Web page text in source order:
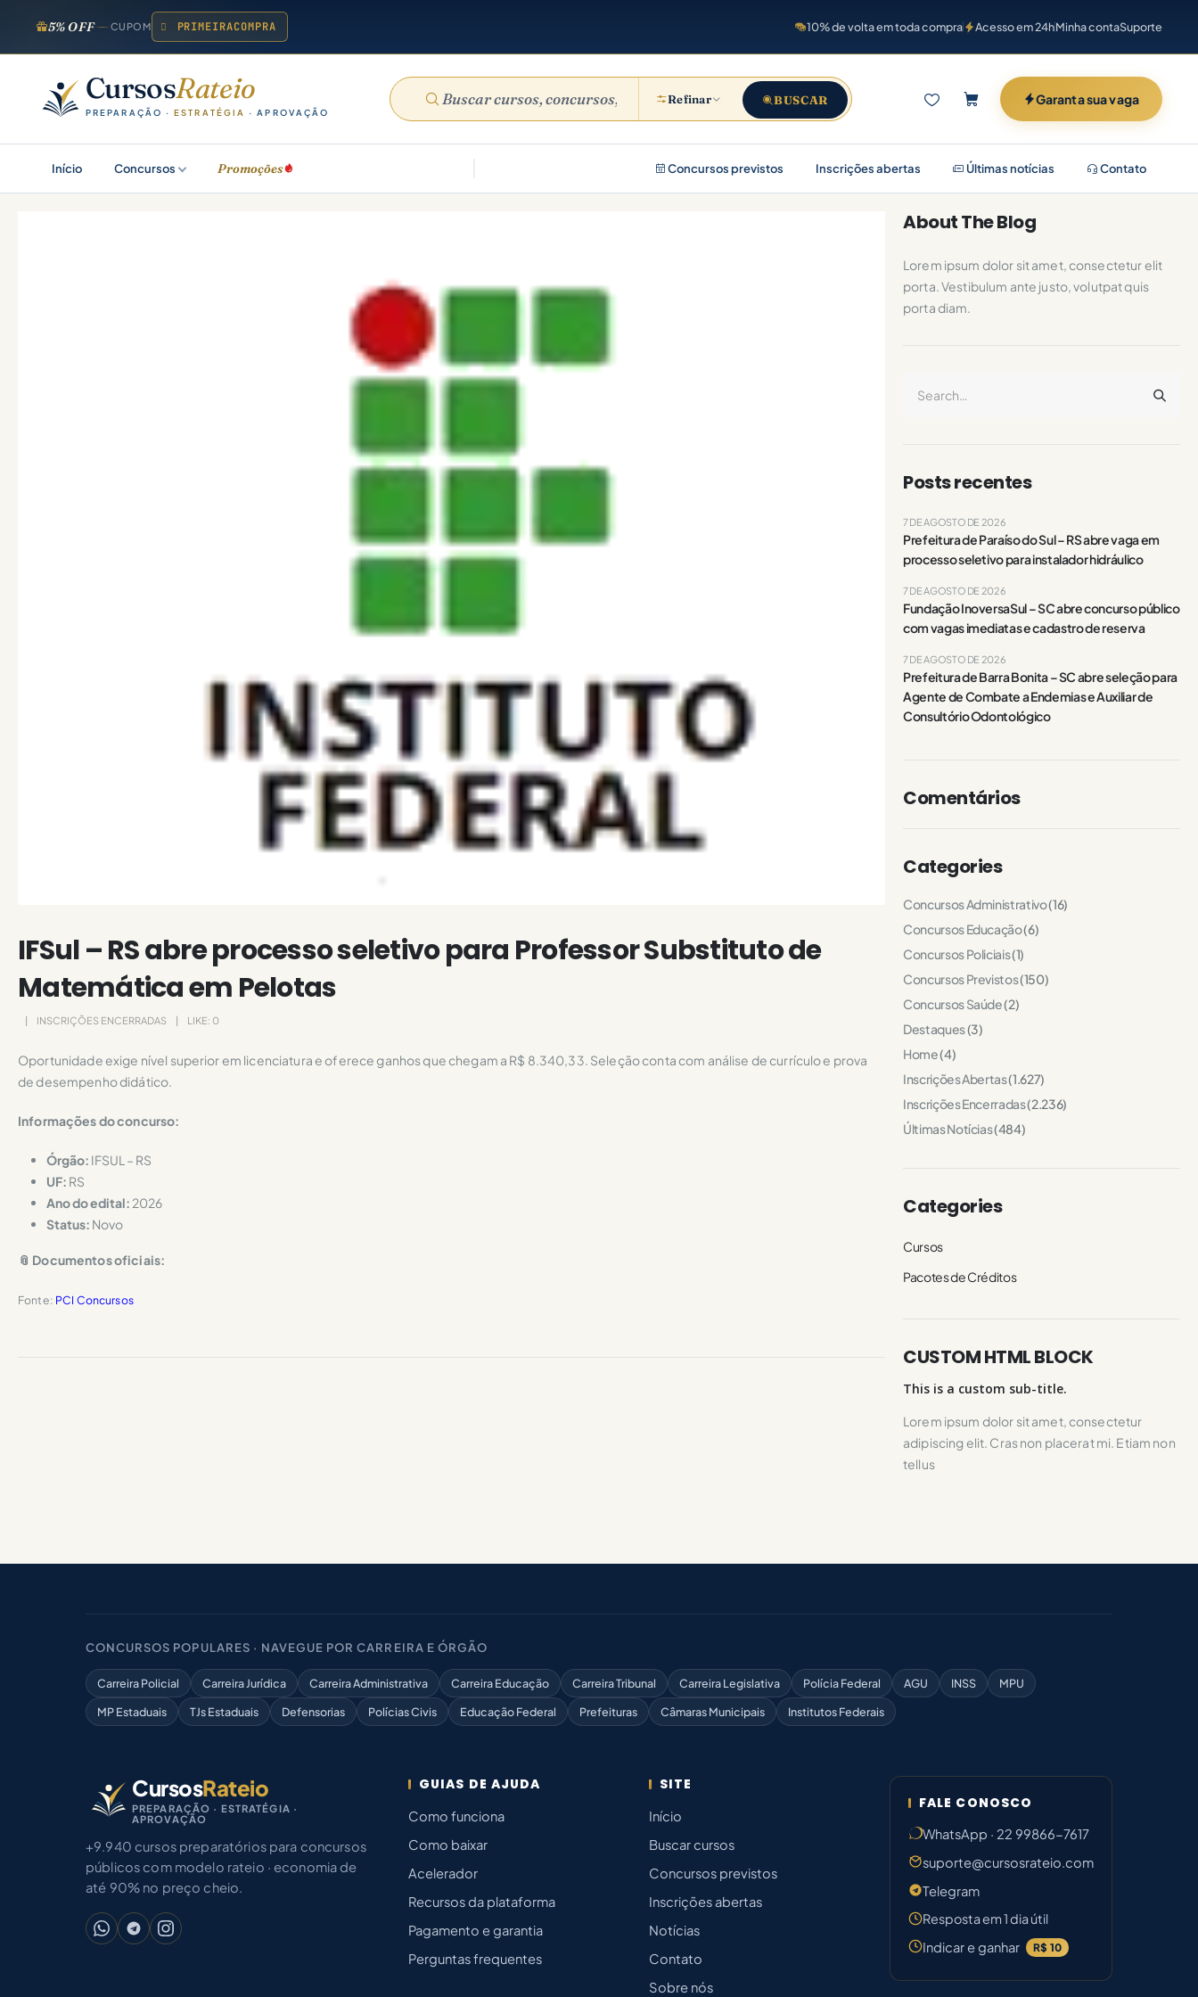
5% OFF CUPOM PRIMEIRACOMPRA 10% de volta em toda compra Acesso em 24hMinha contaSuporte
CursosRateio
PREPARAÇÃO ·ESTRATÉGIA · APROVAÇÃO
Refinar BUSCAR Garanta sua vaga
Início Concursos Promoções Concursos previstos Inscrições abertas Últimas notícias Contato
IFSul – RS abre processo seletivo para Professor Substituto de
Matemática em Pelotas
INSCRIÇÕES ENCERRADAS LIKE: 0
Oportunidade exige nível superior em licenciatura e oferece ganhos que chegam a R$ 8.340,33. Seleção conta com análise de currículo e prova
de desempenho didático.
Informações do concurso:
Órgão: IFSUL – RS
UF: RS
Ano do edital: 2026
Status: Novo
📎 Documentos oficiais:
Fonte: PCI Concursos
About The Blog
Lorem ipsum dolor sit amet, consectetur elit
porta. Vestibulum ante justo, volutpat quis
porta diam.
Posts recentes
Prefeitura de Paraíso do Sul – RS abre vaga em
processo seletivo para instalador hidráulico
7 DE AGOSTO DE 2026
Fundação InoversaSul – SC abre concurso público
com vagas imediatas e cadastro de reserva
7 DE AGOSTO DE 2026
Prefeitura de Barra Bonita – SC abre seleção para
Agente de Combate a Endemias e Auxiliar de
Consultório Odontológico
7 DE AGOSTO DE 2026
Comentários
Categories
Concursos Administrativo(16)
Concursos Educação(6)
Concursos Policiais(1)
Concursos Previstos(150)
Concursos Saúde(2)
Destaques(3)
Home(4)
Inscrições Abertas(1.627)
Inscrições Encerradas(2.236)
Últimas Notícias(484)
Categories
Cursos
Pacotes de Créditos
CUSTOM HTML BLOCK
This is a custom sub-title.
Lorem ipsum dolor sit amet, consectetur
adipiscing elit. Cras non placerat mi. Etiam non
tellus
CONCURSOS POPULARES · NAVEGUE POR CARREIRA E ÓRGÃO
Carreira Policial Carreira Jurídica Carreira Administrativa Carreira Educação Carreira Tribunal Carreira Legislativa Polícia Federal AGU INSS
MPU
MP Estaduais
TJs Estaduais Defensorias Polícias Civis Educação Federal Prefeituras Câmaras Municipais Institutos Federais
CursosRateio
PREPARAÇÃO · ESTRATÉGIA ·
APROVAÇÃO
+9.940 cursos preparatórios para concursos
públicos com modelo rateio · economia de
até 90% no preço cheio.
GUIAS DE AJUDA
Como funciona
Como baixar
Acelerador
Recursos da plataforma
Pagamento e garantia
Perguntas frequentes
SITE
Início
Buscar cursos
Concursos previstos
Inscrições abertas
Notícias
Contato
Sobre nós
FALE CONOSCO
WhatsApp · 22 99866-7617
suporte@cursosrateio.com
Telegram
Resposta em 1 dia útil
Indicar e ganhar
R$ 10